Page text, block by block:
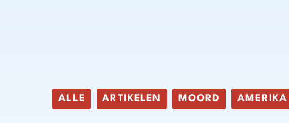
ALLE ARTIKELEN MOORD AMERIKA